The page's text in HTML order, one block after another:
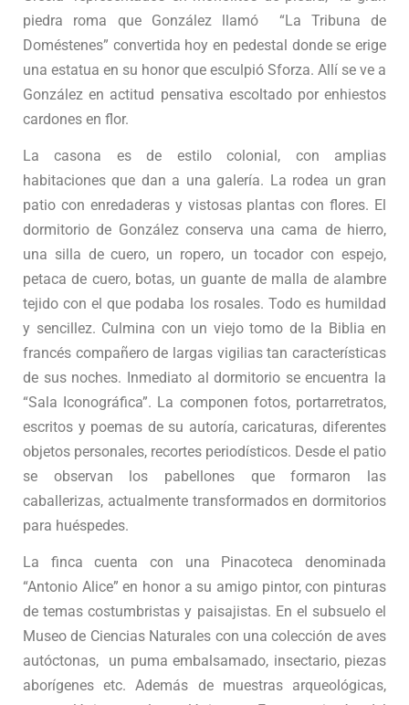
piedra roma que González llamó “La Tribuna de
Doméstenes” convertida hoy en pedestal donde se erige
una estatua en su honor que esculpió Sforza. Allí se ve a
González en actitud pensativa escoltado por enhiestos
cardones en flor.
La casona es de estilo colonial, con amplias
habitaciones que dan a una galería. La rodea un gran
patio con enredaderas y vistosas plantas con flores. El
dormitorio de González conserva una cama de hierro,
una silla de cuero, un ropero, un tocador con espejo,
petaca de cuero, botas, un guante de malla de alambre
tejido con el que podaba los rosales. Todo es humildad
y sencillez. Culmina con un viejo tomo de la Biblia en
francés compañero de largas vigilias tan características
de sus noches. Inmediato al dormitorio se encuentra la
“Sala Iconográfica”. La componen fotos, portarretratos,
escritos y poemas de su autoría, caricaturas, diferentes
objetos personales, recortes periodísticos. Desde el patio
se observan los pabellones que formaron las
caballerizas, actualmente transformados en dormitorios
para huéspedes.
La finca cuenta con una Pinacoteca denominada
“Antonio Alice” en honor a su amigo pintor, con pinturas
de temas costumbristas y paisajistas. En el subsuelo el
Museo de Ciencias Naturales con una colección de aves
autóctonas, un puma embalsamado, insectario, piezas
aborígenes etc. Además de muestras arqueológicas,